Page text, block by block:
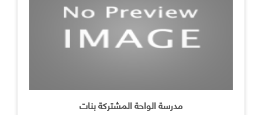
مدرسة الواحة المشتركة بنات